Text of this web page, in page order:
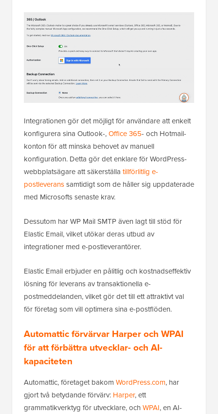
Integrationen gör det möjligt för användare att enkelt
konfigurera sina Outlook-,Office 365- och Hotmail-
konton för att minska behovet av manuell
konfiguration. Detta gör det enklare för WordPress-
webbplatsägare att säkerställa tillförlitlig e-
postleveranssamtidigt som de håller sig uppdaterade
med Microsofts senaste krav.
Dessutom har WP Mail SMTP även lagt till stöd för
Elastic Email, vilket utökar deras utbud av
integrationer med e-postleverantörer.
Elastic Email erbjuder en pålitlig och kostnadseffektiv
lösning för leverans av transaktionella e-
postmeddelanden, vilket gör det till ett attraktivt val
för företag som vill optimera sina e-postflöden.
Automattic förvärvar Harper och WPAI
för att förbättra utvecklar- och AI-
kapaciteten
Automattic, företaget bakom WordPress.com, har
gjort två betydande förvärv: Harper, ett
grammatikverktyg för utvecklare, ochWPAI, en AI-